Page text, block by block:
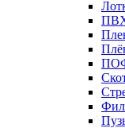
ПВХ
ПОФ